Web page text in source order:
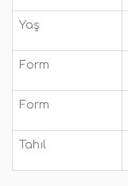
Yaş
Form
Form
Tahıl